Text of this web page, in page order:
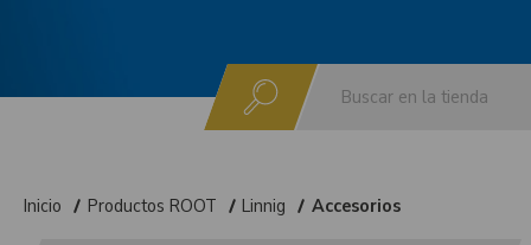
Inicio Productos ROOT Linnig Accesorios